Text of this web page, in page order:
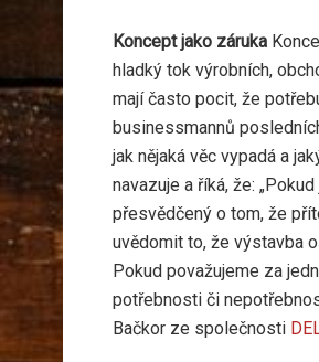
Koncept jako záruka
hladký tok výrobních,
mají často pocit, že
businessmannů
jak nějaká věc vypadá a
navazuje a říká, že:
přesvědčený o tom, že
uvědomit to, že výstavba
Pokud považujeme za
potřebnosti či
Bačkor ze společnosti